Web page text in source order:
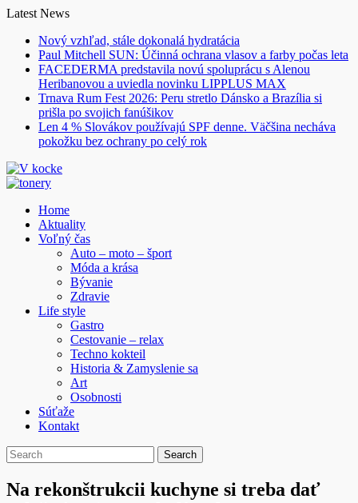
Skip
content
Latest News
Nový vzhľad, stále dokonalá hydratácia
Paul Mitchell SUN: Účinná ochrana vlasov a farby počas leta
FACEDERMA predstavila novú spoluprácu s Alenou
Heribanovou a uviedla novinku LIPPLUS MAX
Trnava Rum Fest 2026: Peru stretlo Dánsko a Brazília si
prišla po svojich fanúšikov
Len 4 % Slovákov používajú SPF denne. Väčšina necháva
pokožku bez ochrany po celý rok
Home
Aktuality
Voľný čas
Auto – moto – šport
Móda a krása
Bývanie
Zdravie
Life style
Gastro
Cestovanie – relax
Techno kokteil
Historia & Zamyslenie sa
Art
Osobnosti
Súťaže
Kontakt
Na rekonštrukcii kuchyne si treba dať